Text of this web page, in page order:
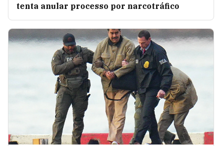
tenta anular processo por narcotráfico